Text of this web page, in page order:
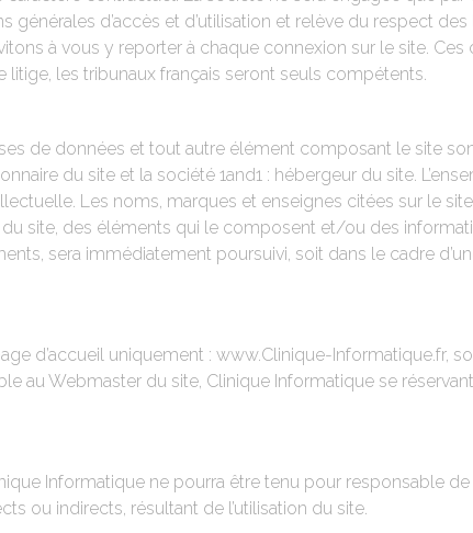
générales d’accès et d’utilisation et relève du respect
à vous y reporter à chaque connexion sur le site. Ces
les tribunaux français seront seuls compétents.
de données et tout autre élément composant le site
du site et la société 1and1 : hébergeur du site.
Les noms, marques et enseignes citées sur le
site, des éléments qui le composent et/ou des
sera immédiatement poursuivi, soit dans le cadre
d’accueil uniquement : www.Clinique-Informatique.fr,
au Webmaster du site, Clinique Informatique se
Informatique ne pourra être tenu pour responsable
ou indirects, résultant de l’utilisation du site.